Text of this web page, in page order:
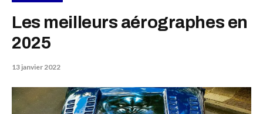
Les meilleurs aérographes en
2025
13 janvier 2022